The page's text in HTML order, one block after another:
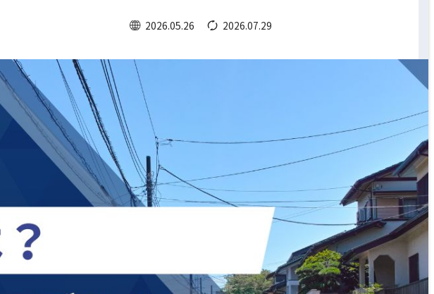
2026.05.26 2026.07.29